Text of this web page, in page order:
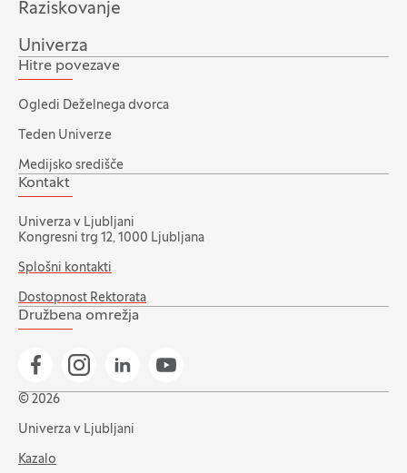
Raziskovanje
Univerza
Hitre povezave
Ogledi Deželnega dvorca
Teden Univerze
Medijsko središče
Kontakt
Univerza v Ljubljani
Kongresni trg 12, 1000 Ljubljana
Splošni kontakti
Dostopnost Rektorata
Družbena omrežja
Pojdi na našo Facebook stran
Pojdi na našo Instagram stran
Pojdi na Linkedin stran
Pojdi na YouTube stran
© 2026
Univerza v Ljubljani
Kazalo